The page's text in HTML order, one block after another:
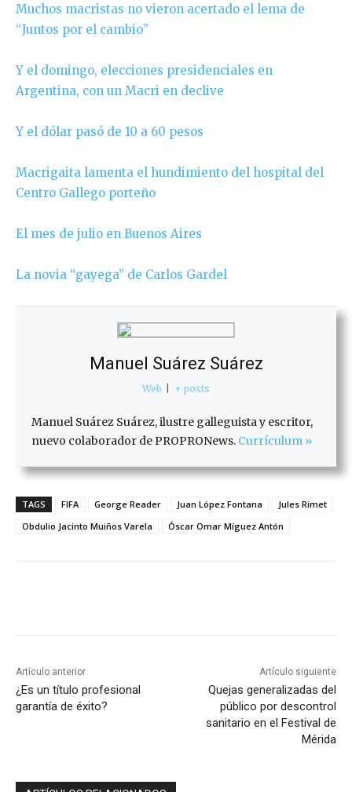
Muchos macristas no vieron acertado el lema de
“Juntos por el cambio”
Y el domingo, elecciones presidenciales en
Argentina, con un Macri en declive
Y el dólar pasó de 10 a 60 pesos
Macrigaita lamenta el hundimiento del hospital del
Centro Gallego porteño
El mes de julio en Buenos Aires
La novia “gayega” de Carlos Gardel
Manuel Suárez Suárez
Web + posts
Manuel Suárez Suárez, ilustre galleguista y escritor,
nuevo colaborador de PROPRONews. Currículum »
TAGS FIFA George Reader Juan López Fontana
Jules Rimet
Obdulio Jacinto Muiños Varela
Óscar Omar Míguez Antón
Artículo anterior
¿Es un título profesional
garantía de éxito?
Artículo siguiente
Quejas generalizadas del
público por descontrol
sanitario en el Festival de
Mérida